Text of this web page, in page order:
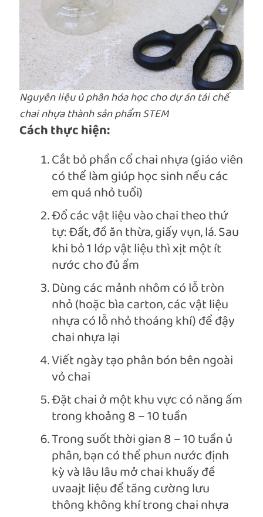
Nguyên liệu ủ phân hóa học cho dự án tái chế
chai nhựa thành sản phẩm STEM
Cách thực hiện:
Cắt bỏ phần cổ chai nhựa (giáo viên
có thể làm giúp học sinh nếu các
em quá nhỏ tuổi)
Đổ các vật liệu vào chai theo thứ
tự: Đất, đồ ăn thừa, giấy vụn, lá. Sau
khi bỏ 1 lớp vật liệu thì xịt một ít
nước cho đủ ẩm
Dùng các mảnh nhôm có lỗ tròn
nhỏ (hoặc bìa carton, các vật liệu
nhựa có lỗ nhỏ thoáng khí) để đậy
chai nhựa lại
Viết ngày tạo phân bón bên ngoài
vỏ chai
Đặt chai ở một khu vực có năng ấm
trong khoảng 8 – 10 tuần
Trong suốt thời gian 8 – 10 tuần ủ
phân, bạn có thể phun nước định
kỳ và lâu lâu mở chai khuấy đề
uvaajt liệu để tăng cường lưu
thông không khí trong chai nhựa